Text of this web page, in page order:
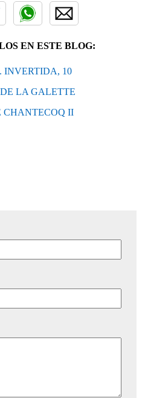
EN ESTE BLOG:
INVERTIDA, 10
LA GALETTE
CHANTECOQ II